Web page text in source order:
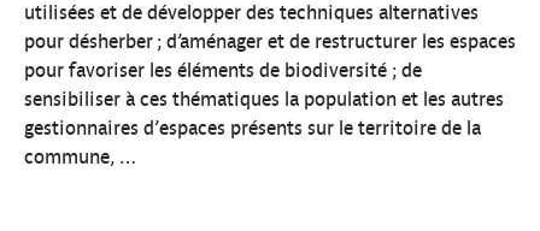
utilisées et de développer des techniques alternatives
pour désherber ; d’aménager et de restructurer les espaces
pour favoriser les éléments de biodiversité ; de
sensibiliser à ces thématiques la population et les autres
gestionnaires d’espaces présents sur le territoire de la
commune, …